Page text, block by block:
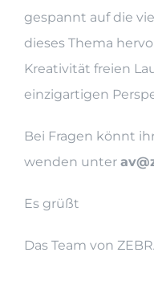
gespannt auf die
dieses Thema
Kreativität freien
einzigartigen
Bei Fragen könnt
wenden unter
Es grüßt
Das Team von